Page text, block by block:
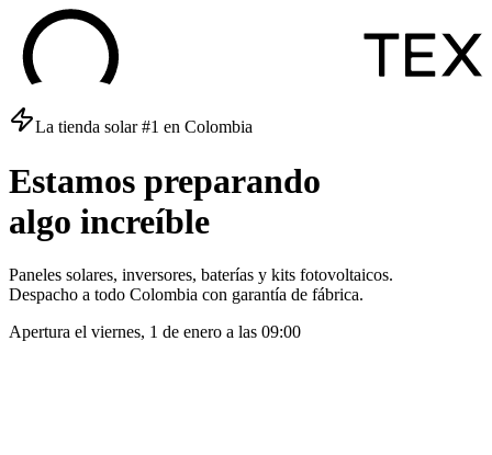
La tienda solar #1 en Colombia
Estamos preparando
algo increíble
Paneles solares, inversores, baterías y kits fotovoltaicos.
Despacho a todo Colombia con garantía de fábrica.
Apertura el viernes, 1 de enero a las 09:00